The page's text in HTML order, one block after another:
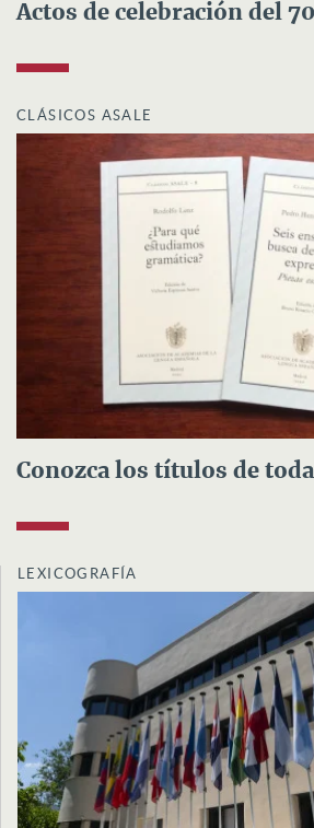
Actos de celebración del
CLÁSICOS ASALE
Conozca los títulos de
LEXICOGRAFÍA